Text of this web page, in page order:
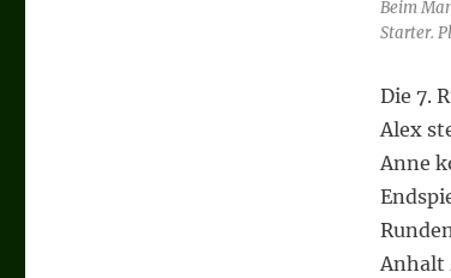
Beim
Starter.
Die 7.
Alex
Anne
Anhalt